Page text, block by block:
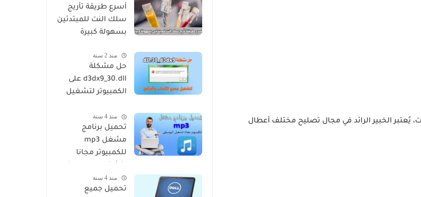
يُعتبر الخبير الرائد في مجال تصليح مختلف أعطال
أسرع طريقة تأريج
سلك النت للمبتدئين
بسهولة كبيرة
منذ 2 سنة
حل مشكلة
d3dx9_30.dll على
الكمبيوتر لتشغيل
والبرامج
منذ 4 سنة
تحميل برنامج
مشغل mp3
للكمبيوتر مجانا
منذ 4 سنة
تحميل جميع